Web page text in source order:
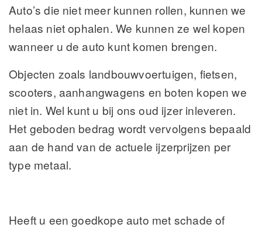
Auto’s die niet meer kunnen rollen, kunnen we
helaas niet ophalen. We kunnen ze wel kopen
wanneer u de auto kunt komen brengen.
Objecten zoals landbouwvoertuigen, fietsen,
scooters, aanhangwagens en boten kopen we
niet in. Wel kunt u bij ons oud ijzer inleveren.
Het geboden bedrag wordt vervolgens bepaald
aan de hand van de actuele ijzerprijzen per
type metaal.
Heeft u een goedkope auto met schade of